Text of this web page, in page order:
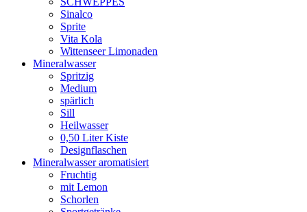
Sinalco
Sprite
Vita Kola
Wittenseer Limonaden
Mineralwasser
Spritzig
Medium
spärlich
Sill
Heilwasser
0,50 Liter Kiste
Designflaschen
Mineralwasser aromatisiert
Fruchtig
mit Lemon
Schorlen